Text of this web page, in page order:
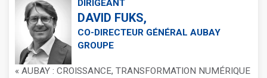
DIRIGEANT
DAVID FUKS,
CO-DIRECTEUR GÉNÉRAL AUBAY
GROUPE
« AUBAY : CROISSANCE, TRANSFORMATION NUMÉRIQUE